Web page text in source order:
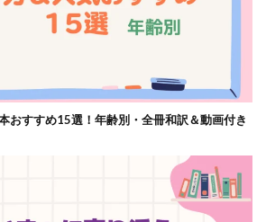
おすすめ15選！年齢別・全冊和訳＆動画付き